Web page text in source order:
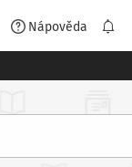
Nápověda